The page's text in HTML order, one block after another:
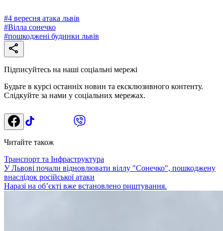
#4 вересня атака львів
#Вілла сонечко
#пошкоджені будинки львів
Підписуйтесь на наші соціальні мережі
Будьте в курсі останніх новин та ексклюзивного контенту.
Слідкуйте за нами у соціальних мережах.
Читайте також
Транспорт та Інфраструктура
У Львові почали відновлювати віллу "Сонечко", пошкоджену
внаслідок російської атаки
Наразі на об’єкті вже встановлено риштування.